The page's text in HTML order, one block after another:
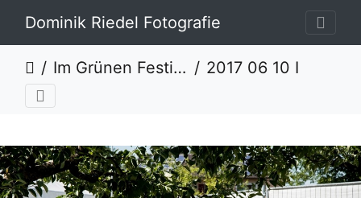
Dominik Riedel Fotografie
Im Grünen Festival 2017 2017 06 10 Im Gruenen Festival Rydle net IMG 8516